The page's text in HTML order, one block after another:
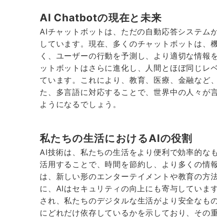
AI Chatbotの現在と未来
AIチャットボットは、ただの自動応答システム
しています。現在、多くのチャットボットは
く、ユーザーの行動を予測し、より適切な情
ットボットはさらに進化し、人間とほぼ同じレ
ています。これにより、教育、医療、金融など
た、多言語に対応することで、世界中の人々が
ようになるでしょう。
私たちの生活におけるAIの役割
AI技術は、私たちの生活をより便利で効率的
活用することで、時間を節約し、より多くの情
は、新しい形のエンターテイメントや教育の方
に、AIはセキュリティの向上にも寄与していま
され、私たちのデジタルな生活がより安全な
にどれだけ依存しているかを示しており、その